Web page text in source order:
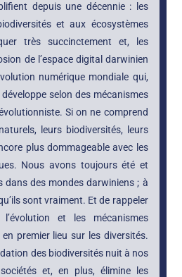
depuis une décennie : les
et aux écosystèmes
très succinctement et, les
de l’espace digital darwinien
numérique mondiale qui,
développe selon des mécanismes
Si on ne comprend
leurs biodiversités, leurs
plus dommageable avec les
Nous avons toujours été et
dans des mondes darwiniens ; à
sont vraiment. Et de rappeler
et les mécanismes
premier lieu sur les diversités.
des biodiversités nuit à nos
et, en plus, élimine les